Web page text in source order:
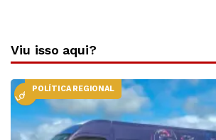
Viu isso aqui?
LOCALPOLÍTICA REGIONAL